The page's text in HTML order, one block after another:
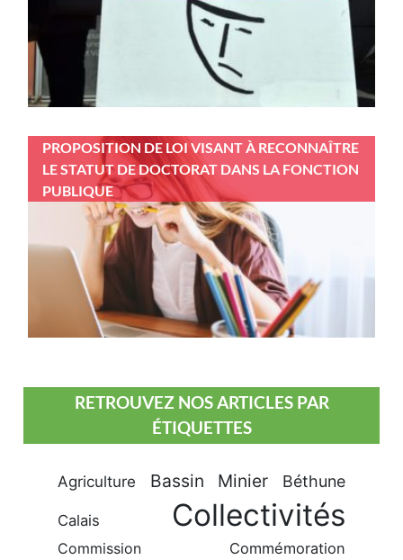
PROPOSITION DE LOI VISANT À RECONNAÎTRE
LE STATUT DE DOCTORAT DANS LA FONCTION
PUBLIQUE
RETROUVEZ NOS ARTICLES PAR
ÉTIQUETTES
Agriculture Bassin Minier Béthune
Calais Collectivités
Commission Commémoration